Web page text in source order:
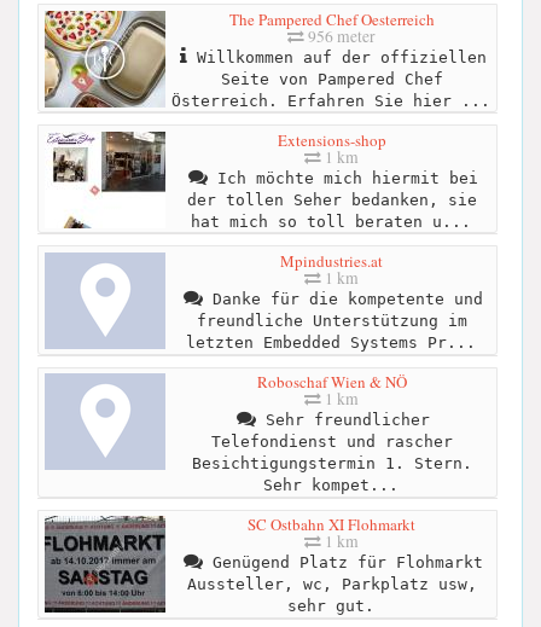
The Pampered Chef Oesterreich
956 meter
Willkommen auf der offiziellen
Seite von Pampered Chef
Österreich. Erfahren Sie hier ...
Extensions-shop
1 km
Ich möchte mich hiermit bei
der tollen Seher bedanken, sie
hat mich so toll beraten u...
Mpindustries.at
1 km
Danke für die kompetente und
freundliche Unterstützung im
letzten Embedded Systems Pr...
Roboschaf Wien & NÖ
1 km
Sehr freundlicher
Telefondienst und rascher
Besichtigungstermin 1. Stern.
Sehr kompet...
SC Ostbahn XI Flohmarkt
1 km
Genügend Platz für Flohmarkt
Aussteller, wc, Parkplatz usw,
sehr gut.